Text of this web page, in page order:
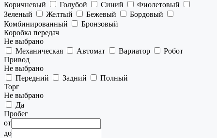
Коричневый
Голубой Синий
Фиолетовый
Зеленый
Желтый Бежевый
Бордовый
Комбинированный
Бронзовый
Коробка передач
Не выбрано
Механическая
Автомат Вариатор
Робот
Привод
Не выбрано
Передний
Задний
Полный
Торг
Не выбрано
Да
Пробег
от
до